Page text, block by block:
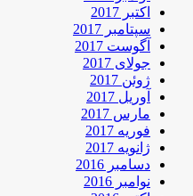
اکتبر 2017
سپتامبر 2017
آگوست 2017
جولای 2017
ژوئن 2017
آوریل 2017
مارس 2017
فوریه 2017
ژانویه 2017
دسامبر 2016
نوامبر 2016